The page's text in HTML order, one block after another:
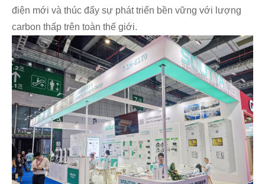
điện mới và thúc đẩy sự phát triển bền vững với lượng
carbon thấp trên toàn thế giới.